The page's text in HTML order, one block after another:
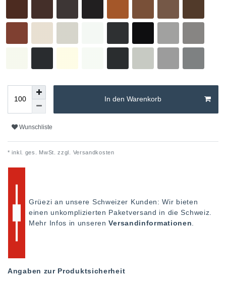
In den Warenkorb
Wunschliste
* inkl. ges. MwSt. zzgl. Versandkosten
Grüezi an unsere Schweizer Kunden: Wir bieten
einen unkomplizierten Paketversand in die Schweiz.
Mehr Infos in unserenVersandinformationen
Angaben zur Produktsicherheit